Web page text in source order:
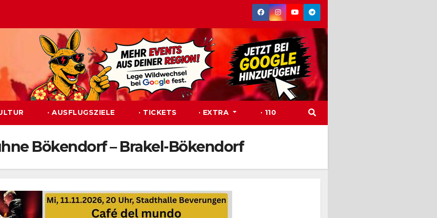
· AUSFLUGSZIELE · TICKETS · EXTRA · 110
Bökendorf – Brakel-Bökendorf